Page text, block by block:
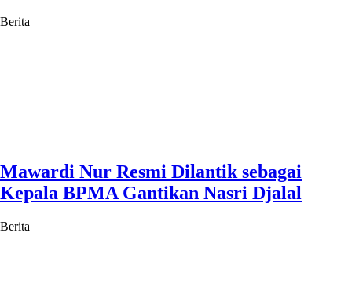
Berita
Mawardi Nur Resmi Dilantik sebagai
Kepala BPMA Gantikan Nasri Djalal
Berita